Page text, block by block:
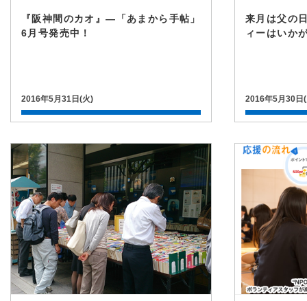
『阪神間のカオ』―「あまから手帖」
6月号発売中！
2016年5月31日(火)
来月は父の
ィーはいか
2016年5月30日